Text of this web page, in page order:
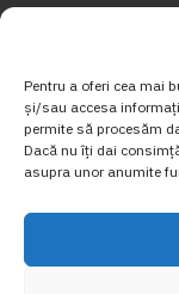
Pentru a oferi cea mai
și/sau accesa
permite să procesăm
Dacă nu îți dai
asupra unor anumite